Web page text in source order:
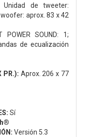
Unidad de tweeter:
aprox. 83 x 42
POWER SOUND: 1;
de ecualización
PR.): Aprox. 206 x 77
Sí
Versión 5.3